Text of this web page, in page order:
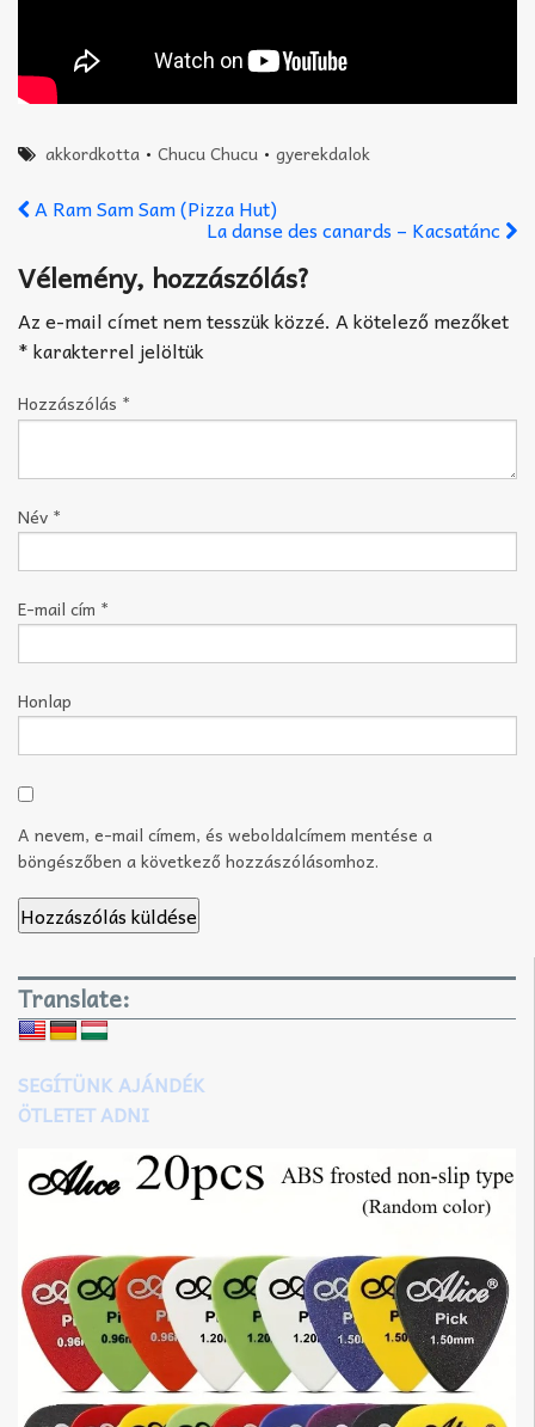
akkordkotta •Chucu Chucu •gyerekdalok
A Ram Sam Sam (Pizza Hut)
La danse des canards – Kacsatánc
Vélemény, hozzászólás?
Az e-mail címet nem tesszük közzé. A kötelező mezőket
*karakterrel jelöltük
Hozzászólás *
Név *
E-mail cím *
Honlap
A nevem, e-mail címem, és weboldalcímem mentése a
böngészőben a következő hozzászólásomhoz.
Translate:
SEGÍTÜNK AJÁNDÉK
ÖTLETET ADNI